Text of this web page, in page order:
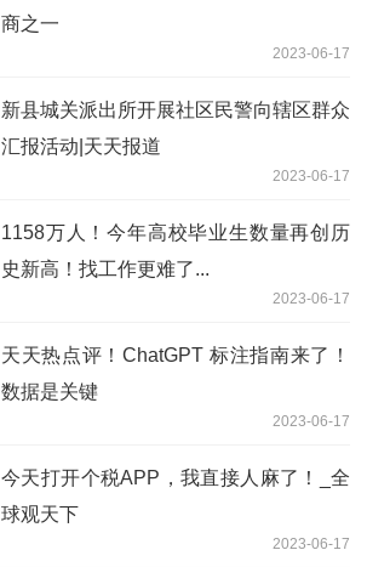
商之一
2023-06-17
新县城关派出所开展社区民警向辖区群众
汇报活动|天天报道
2023-06-17
1158万人！今年高校毕业生数量再创历
史新高！找工作更难了...
2023-06-17
天天热点评！ChatGPT 标注指南来了！
数据是关键
2023-06-17
今天打开个税APP，我直接人麻了！_全
球观天下
2023-06-17